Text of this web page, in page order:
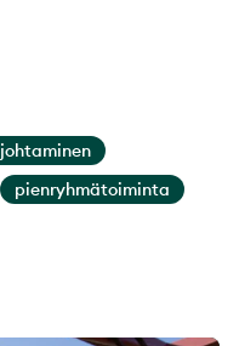
johtaminen
pienryhmätoiminta